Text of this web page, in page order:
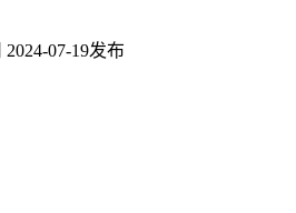
2024-07-19发布